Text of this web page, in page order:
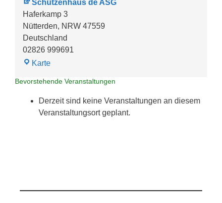
Schützenhaus de ASG
Haferkamp 3
Nütterden, NRW 47559
Deutschland
02826 999691
Karte
ASG
Bevorstehende Veranstaltungen
Derzeit sind keine Veranstaltungen an diesem
Veranstaltungsort geplant.